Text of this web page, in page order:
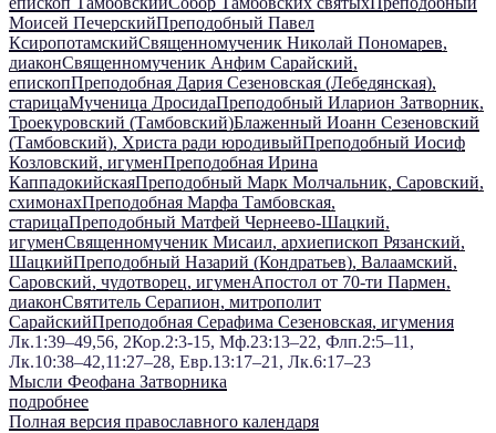
Моисей ПечерскийПреподобный Павел
КсиропотамскийСвященномученик Николай Пономарев,
диаконСвященномученик Анфим Сарайский,
епископПреподобная Дария Сезеновская (Лебедянская),
старицаМученица ДросидаПреподобный Иларион Затворник,
Троекуровский (Тамбовский)Блаженный Иоанн Сезеновский
(Тамбовский), Христа ради юродивыйПреподобный Иосиф
Козловский, игуменПреподобная Ирина
КаппадокийскаяПреподобный Марк Молчальник, Саровский,
схимонахПреподобная Марфа Тамбовская,
старицаПреподобный Матфей Чернеево-Шацкий,
игуменСвященномученик Мисаил, архиепископ Рязанский,
ШацкийПреподобный Назарий (Кондратьев), Валаамский,
Саровский, чудотворец, игуменАпостол от 70-ти Пармен,
диаконСвятитель Серапион, митрополит
СарайскийПреподобная Серафима Сезеновская, игумения
Лк.1:39–49,56, 2Кор.2:3-15, Мф.23:13–22, Флп.2:5–11,
Лк.10:38–42,11:27–28, Евр.13:17–21, Лк.6:17–23
Мысли Феофана Затворника
подробнее
Полная версия православного календаря